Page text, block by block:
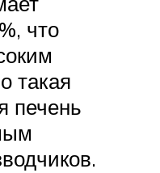
что
такая
печень